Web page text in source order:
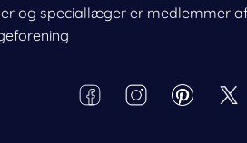
og speciallæger er medlemmer
bedst mulige oplevelse bruger vi